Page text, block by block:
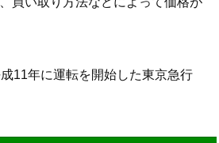
11年に運転を開始した東京急行